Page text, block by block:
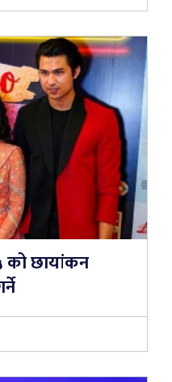
को छायांकन